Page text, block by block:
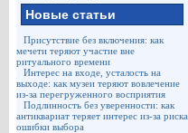
Новые статьи
Присутствие без включения: как
мечети теряют участие вне
ритуального времени
Интерес на входе, усталость на
выходе: как музеи теряют вовлечение
из-за перегруженного восприятия
Подлинность без уверенности: как
антиквариат теряет интерес из-за риска
ошибки выбора